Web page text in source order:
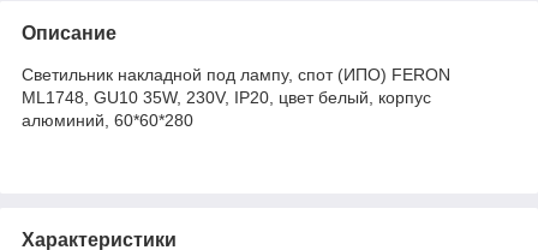
Описание
Светильник накладной под лампу, спот (ИПО) FERON
ML1748, GU10 35W, 230V, IP20, цвет белый, корпус
алюминий, 60*60*280
Характеристики